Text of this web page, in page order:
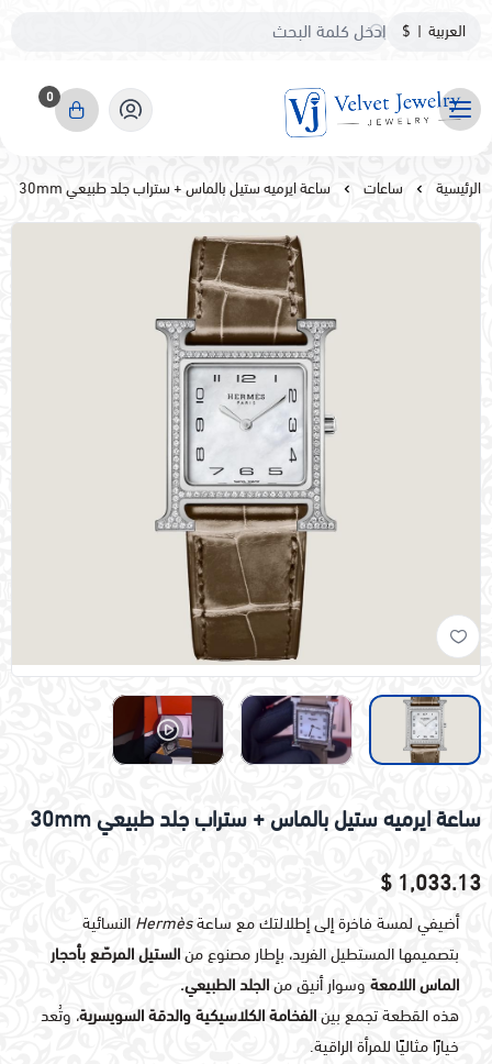
العربية |
$
مجوهرات مخمليه
0
الرئيسية ساعات ساعة ايرميه ستيل بالماس + ستراب جلد طبيعي 30mm
ساعة ايرميه ستيل بالماس + ستراب جلد طبيعي 30mm
1,033.13 $
أضيفي لمسة فاخرة إلى إطلالتك مع ساعةHermès النسائية
بتصميمها المستطيل الفريد، بإطار مصنوع منالستيل المرصّع بأحجار
الماس اللامعة وسوار أنيق منالجلد الطبيعي.
هذه القطعة تجمع بينالفخامة الكلاسيكية والدقة السويسرية، وتُعد
خيارًا مثاليًا للمرأة الراقية.